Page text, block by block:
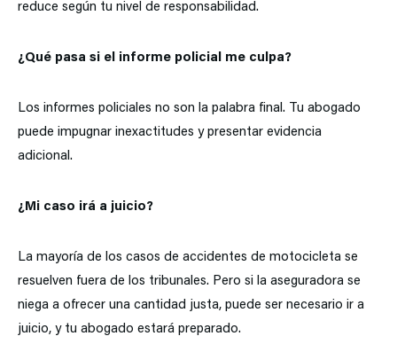
reduce según tu nivel de responsabilidad.
¿Qué pasa si el informe policial me culpa?
Los informes policiales no son la palabra final. Tu abogado
puede impugnar inexactitudes y presentar evidencia
adicional.
¿Mi caso irá a juicio?
La mayoría de los casos de accidentes de motocicleta se
resuelven fuera de los tribunales. Pero si la aseguradora se
niega a ofrecer una cantidad justa, puede ser necesario ir a
juicio, y tu abogado estará preparado.